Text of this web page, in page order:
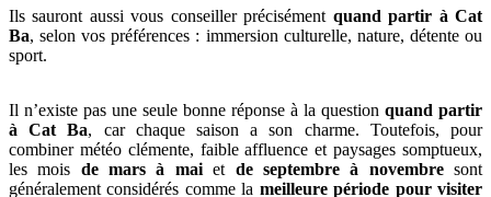
Ils sauront aussi vous conseiller précisément quand partir à Cat
Ba, selon vos préférences : immersion culturelle, nature, détente ou
sport.
Il n’existe pas une seule bonne réponse à la question quand partir
à Cat Ba, car chaque saison a son charme. Toutefois, pour
combiner météo clémente, faible affluence et paysages somptueux,
les mois de mars à maiet de septembre à novembresont
généralement considérés comme la meilleure période pour visiter